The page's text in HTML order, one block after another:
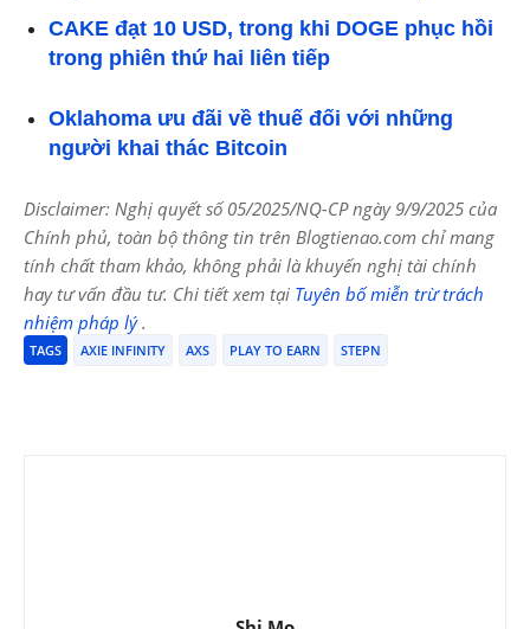
CAKE đạt 10 USD, trong khi DOGE phục hồi
trong phiên thứ hai liên tiếp
Oklahoma ưu đãi về thuế đối với những
người khai thác Bitcoin
Disclaimer: Nghị quyết số 05/2025/NQ-CP ngày 9/9/2025 của
Chính phủ, toàn bộ thông tin trên Blogtienao.com chỉ mang
tính chất tham khảo, không phải là khuyến nghị tài chính
hay tư vấn đầu tư. Chi tiết xem tại Tuyên bố miễn trừ trách
nhiệm pháp lý.
TAGS AXIE INFINITY AXS PLAY TO EARN STEPN